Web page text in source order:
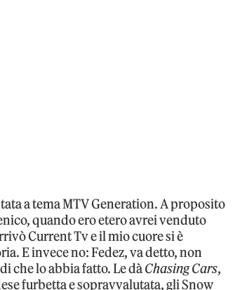
a tema MTV Generation. A proposito
quando ero etero avrei venduto
Current Tv e il mio cuore si è
E invece no: Fedez, va detto, non
che lo abbia fatto. Le dàChasing Cars,
furbetta e sopravvalutata, gli Snow